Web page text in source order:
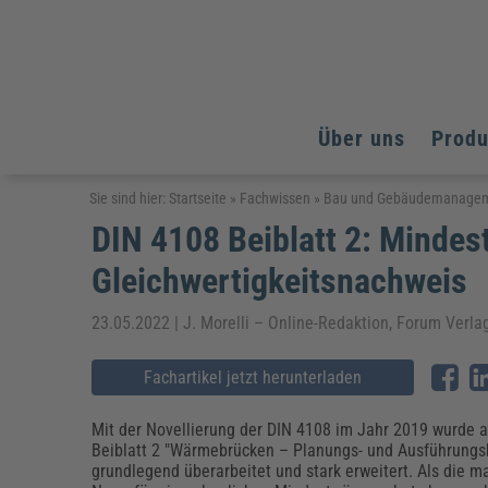
Über uns
Arbeitsschutz
Fachpublikationen & Arbeitshilfen
Arbeitssicherheit & Gesundheitsschutz
Brandschutz
Weiterbildungen (AKADEMIE HERKERT)
Arbeitsschutz & Brandschutz
Assistenz & Office-Management
Baurecht & Architektenrecht
Energieoptimiertes & klimaneutrales Bauen
Nachhaltiges Planen
Bau, Immobilien & Gebäudemanagement
Bildung und Erziehung
Kinderschutz, Jugendhilfe & Inklusion
Datenschutz & IT-Recht
Elektrosicherheit
Fachpublikationen & Arbeitshilfen
Weiterbildungen (AKADEMIE HERKERT)
Arbeitsschutz
Bildung und Erziehung
Energie und Umwelt
Kommunales
Reisekosten und Finanzen
Arbeitsschutz
Bildung und Erziehung
Energie und Umwelt
Kommunales
Reisekosten und Finanzen
Sie sind hier: Startseite » Fachwissen » Bau und
DIN 4108 Beiblatt 2:
Gleichwertigkeitsnachweis
23.05.2022 | J. Morelli – Online-Redaktion, Forum
Fachartikel jetzt herunterladen
Mit der Novellierung der DIN 4108 im Jahr 2019 wurde
Beiblatt 2 "Wärmebrücken – Planungs- und
grundlegend überarbeitet und stark erweitert. Als die